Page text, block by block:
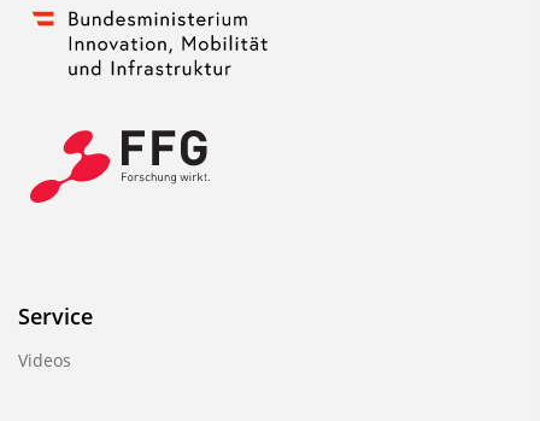
Service
Videos